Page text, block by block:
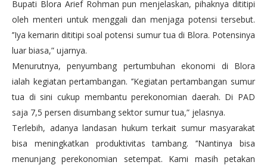
Bupati Blora Arief Rohman pun menjelaskan, pihaknya dititipi
oleh menteri untuk menggali dan menjaga potensi tersebut.
’’Iya kemarin dititipi soal potensi sumur tua di Blora. Potensinya
luar biasa,” ujarnya.
Menurutnya, penyumbang pertumbuhan ekonomi di Blora
ialah kegiatan pertambangan. ’’Kegiatan pertambangan sumur
tua di sini cukup membantu perekonomian daerah. Di PAD
saja 7,5 persen disumbang sektor sumur tua,” jelasnya.
Terlebih, adanya landasan hukum terkait sumur masyarakat
bisa meningkatkan produktivitas tambang. ’’Nantinya bisa
menunjang perekonomian setempat. Kami masih petakan